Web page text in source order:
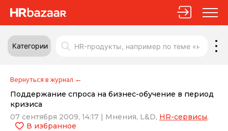
Категории
Вернуться в журнал ←
Поддержание спроса на бизнес-обучение в период
кризиса
07 сентября 2009, 14:17 | Мнения, L&D, HR-сервисы,
В избранное